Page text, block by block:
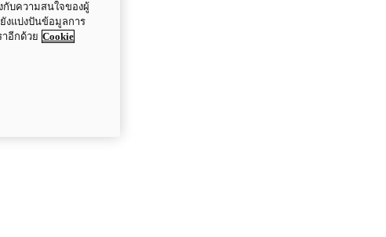
กับความสนใจของผู้
ยังแบ่งปันข้อมูลการ
อีกด้วย Cookie